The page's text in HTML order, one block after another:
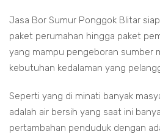
Jasa Bor Sumur Ponggok Blitar
paket perumahan hingga paket
yang mampu pengeboran sumber
kebutuhan kedalaman yang
Seperti yang di minati banyak
adalah air bersih yang saat ini
pertambahan penduduk dengan